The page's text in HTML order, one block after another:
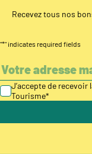
Recevez tous nos
"*" indicates required fields
J’accepte de recevoir
Tourisme*